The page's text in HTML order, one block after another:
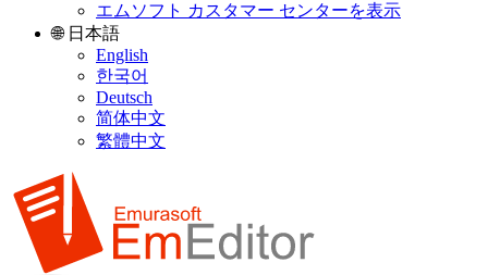
エムソフト カスタマー センターを表示
🌐 日本語
English
한국어
Deutsch
简体中文
繁體中文